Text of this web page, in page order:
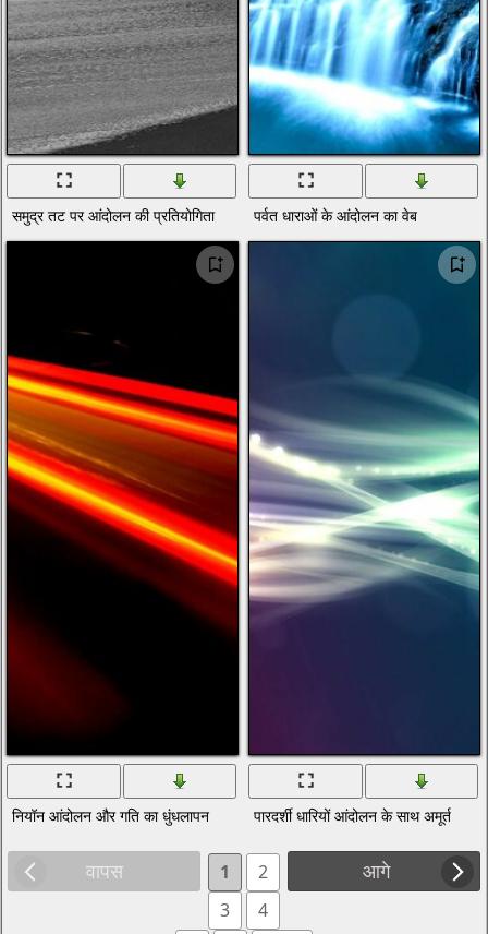
समुद्र तट पर आंदोलन की प्रतियोगिता पर्वत धाराओं के आंदोलन का वेब
नियॉन आंदोलन और गति का धुंधलापन पारदर्शी धारियों आंदोलन के साथ अमूर्त
वापस आगे
1
2
3
4